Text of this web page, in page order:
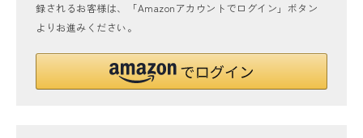
録されるお客様は、「Amazonアカウントでログイン」ボタン
よりお進みください。